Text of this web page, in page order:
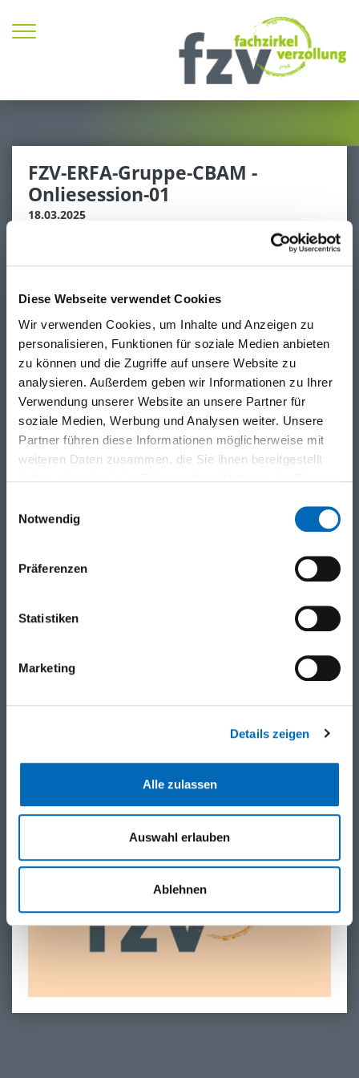
Diese Webseite verwendet Cookies
Wir verwenden Cookies, um Inhalte und Anzeigen zu
personalisieren, Funktionen für soziale Medien anbieten
zu können und die Zugriffe auf unsere Website zu
analysieren. Außerdem geben wir Informationen zu Ihrer
Verwendung unserer Website an unsere Partner für
soziale Medien, Werbung und Analysen weiter. Unsere
Partner führen diese Informationen möglicherweise mit
weiteren Daten zusammen, die Sie ihnen bereitgestellt
Notwendig
Präferenzen
Statistiken
Marketing
Details zeigen
Alle zulassen
Auswahl erlauben
Ablehnen
FZV-ERFA-Gruppe-CBAM -
Onliesession-01
18.03.2025
online oder physisch zu moderierten Tagungen,
Thema CBAM, präsentiert oder im Rahmen von
Workshops erarbeitet werden.
Ort
MS-Teams
Leitung
Bernhard Mähr
Gründer und Mentor
Aussenhandelsnetzwerk
FZV
/ Uhrzeit
15.00 - 17.00 Uhr
16.09.2026 - 16.09.2026